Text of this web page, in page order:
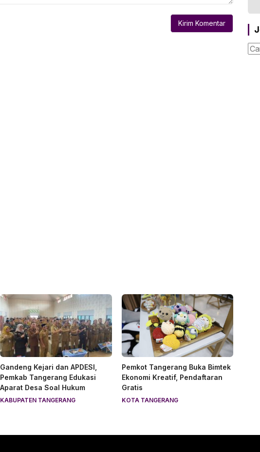
Gandeng Kejari dan APDESI,
Pemkab Tangerang Edukasi
Aparat Desa Soal Hukum
KABUPATEN TANGERANG
Pemkot Tangerang Buka Bimtek
Ekonomi Kreatif, Pendaftaran
Gratis
KOTA TANGERANG